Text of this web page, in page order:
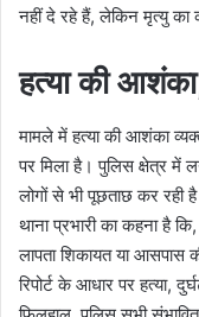
नहीं दे रहे हैं, लेकिन मृत्यु का
हत्या की
मामले में हत्या की आशंका
पर मिला है। पुलिस क्षेत्र
लोगों से भी पूछताछ कर रही
थाना प्रभारी का कहना है
लापता शिकायत या आसपास
रिपोर्ट के आधार पर हत्या,